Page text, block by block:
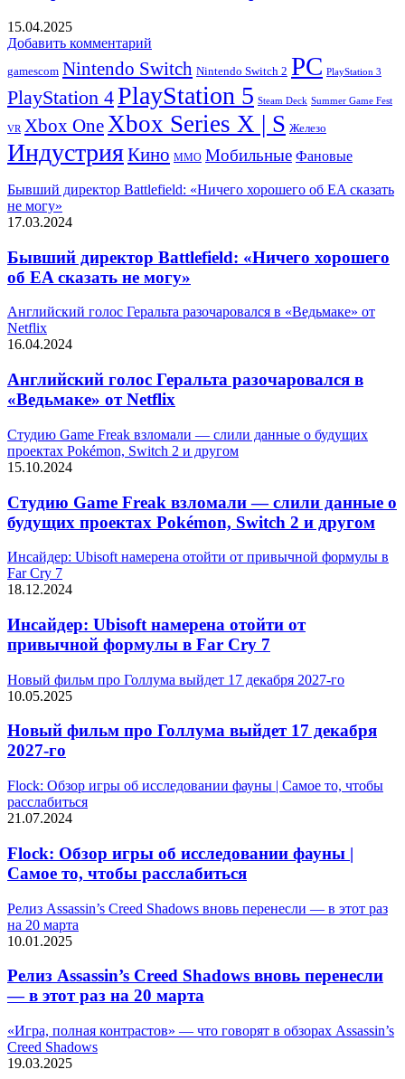
15.04.2025
Добавить комментарий
gamescom Nintendo Switch Nintendo Switch 2 PC PlayStation 3
PlayStation 4PlayStation 5 Steam Deck Summer Game Fest
VR Xbox OneXbox Series X | S Железо
ИндустрияКино ММО Мобильные Фановые
Бывший директор Battlefield: «Ничего хорошего об EA сказать
не могу»
17.03.2024
Бывший директор Battlefield: «Ничего хорошего
об EA сказать не могу»
Английский голос Геральта разочаровался в «Ведьмаке» от
Netflix
16.04.2024
Английский голос Геральта разочаровался в
«Ведьмаке» от Netflix
Студию Game Freak взломали — слили данные о будущих
проектах Pokémon, Switch 2 и другом
15.10.2024
Студию Game Freak взломали — слили данные о
будущих проектах Pokémon, Switch 2 и другом
Инсайдер: Ubisoft намерена отойти от привычной формулы в
Far Cry 7
18.12.2024
Инсайдер: Ubisoft намерена отойти от
привычной формулы в Far Cry 7
Новый фильм про Голлума выйдет 17 декабря 2027-го
10.05.2025
Новый фильм про Голлума выйдет 17 декабря
2027-го
Flock: Обзор игры об исследовании фауны | Самое то, чтобы
расслабиться
21.07.2024
Flock: Обзор игры об исследовании фауны |
Самое то, чтобы расслабиться
Релиз Assassin’s Creed Shadows вновь перенесли — в этот раз
на 20 марта
10.01.2025
Релиз Assassin’s Creed Shadows вновь перенесли
— в этот раз на 20 марта
«Игра, полная контрастов» — что говорят в обзорах Assassin’s
Creed Shadows
19.03.2025